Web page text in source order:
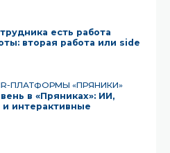
есть работа
вторая работа или side
ПЛАТФОРМЫ «ПРЯНИКИ»
в «Пряниках»: ИИ,
и интерактивные